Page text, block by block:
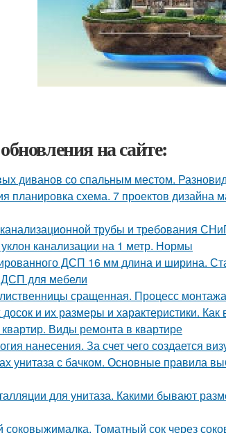
на сайте:
диванов со спальным местом.
планировка схема. 7 проектов дизайна
трубы и требования
канализации на 1 метр. Нормы
ДСП 16 мм длина и ширина.
для мебели
сращенная. Процесс
и их размеры и характеристики.
Виды ремонта в квартире
нанесения. За счет чего создается
унитаза с бачком. Основные правила
для унитаза. Какими бывают
Томатный сок через